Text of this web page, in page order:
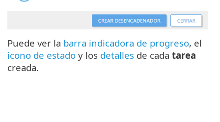
Puede ver la barra indicadora de progreso, el
icono de estado y los detalles de cada tarea
creada.